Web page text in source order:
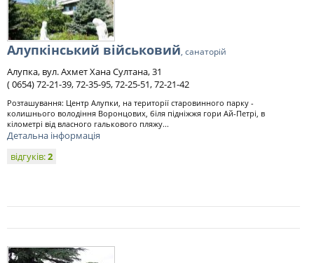
Алупкінський військовий, санаторій
Алупка, вул. Ахмет Хана Султана, 31
( 0654) 72-21-39, 72-35-95, 72-25-51, 72-21-42
Розташування: Центр Алупки, на території старовинного парку -
колишнього володіння Воронцових, біля підніжжя гори Ай-Петрі, в
кілометрі від власного галькового пляжу...
Детальна інформація
відгуків:2